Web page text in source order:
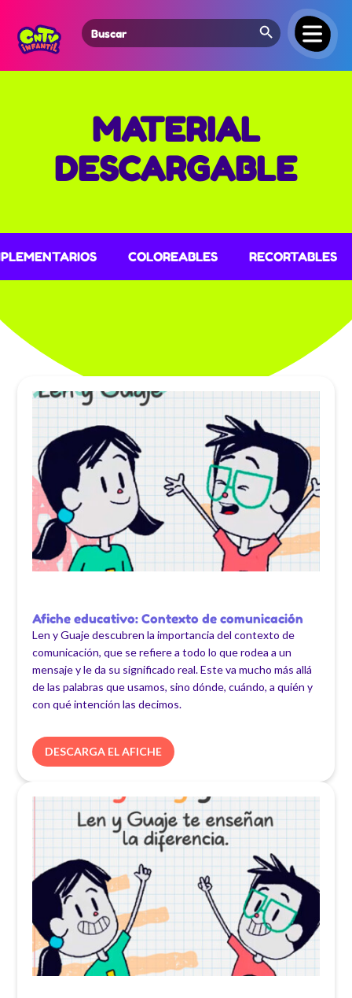
Search
for:
Search Button
MATERIAL
DESCARGABLE
COLOREABLES RECORTABLES
Afiche educativo: Contexto de comunicación
Len y Guaje descubren la importancia del contexto de
comunicación, que se refiere a todo lo que rodea a un
mensaje y le da su significado real. Este va mucho más allá
de las palabras que usamos, sino dónde, cuándo, a quién y
con qué intención las decimos.
DESCARGA EL AFICHE